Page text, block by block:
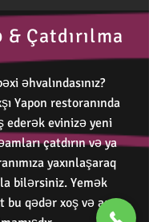
Çatdırılma
əhvalındasınız?
Yapon restoranında
ederək evinizə yeni
çatdırın və ya
yaxınlaşaraq
bilərsiniz. Yemək
bu qədər xoş və asan